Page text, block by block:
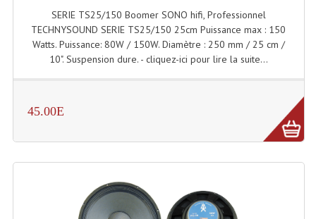
Dispatches
Filtres Et Divers
Gyrophares À Leds
Ampoules - Tubes Lumière Noire Black Gun
SERIE TS25/150 Boomer SONO hifi, Professionnel
TECHNYSOUND SERIE TS25/150 25cm Puissance max : 150
Watts. Puissance: 80W / 150W. Diamètre : 250 mm / 25 cm /
10". Suspension dure. - cliquez-ici pour lire la suite...
45.00E